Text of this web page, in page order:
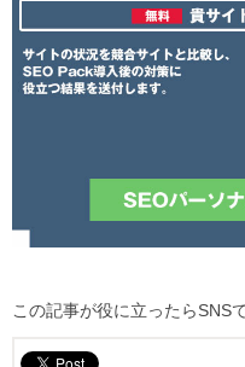
この記事が役に立ったらSNS